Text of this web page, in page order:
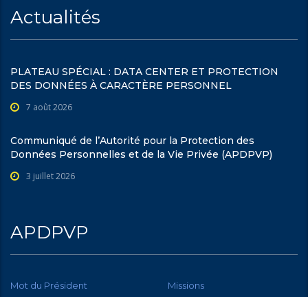
Actualités
PLATEAU SPÉCIAL : DATA CENTER ET PROTECTION
DES DONNÉES À CARACTÈRE PERSONNEL
7 août 2026
Communiqué de l’Autorité pour la Protection des
Données Personnelles et de la Vie Privée (APDPVP)
3 juillet 2026
APDPVP
Mot du Président Missions